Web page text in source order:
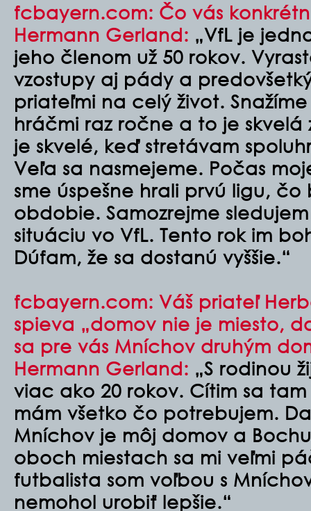
fcbayern.com: Čo vás
Hermann Gerland: „VfL je
jeho členom už 50 rokov.
vzostupy aj pády a
priateľmi na celý život.
hráčmi raz ročne a to je
je skvelé, keď stretávam
Veľa sa nasmejeme. Počas
sme úspešne hrali prvú ligu,
obdobie. Samozrejme
situáciu vo VfL. Tento rok im
Dúfam, že sa dostanú vyššie.“
fcbayern.com: Váš priateľ
spieva „domov nie je miesto,
sa pre vás Mníchov druhým
Hermann Gerland: „S rodinou
viac ako 20 rokov. Cítim sa
mám všetko čo potrebujem.
Mníchov je môj domov a
oboch miestach sa mi veľmi
futbalista som voľbou s
nemohol urobiť lepšie.“